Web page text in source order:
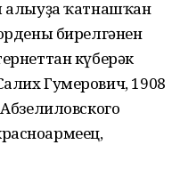
алыуҙа ҡатнашҡан
бирелгәнен
күберәк
Гумерович, 1908